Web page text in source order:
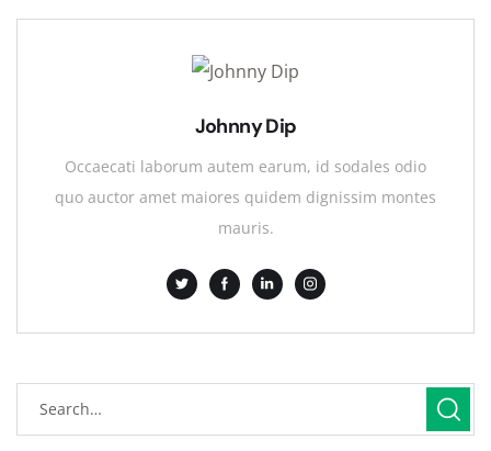
Johnny Dip
Occaecati laborum autem earum, id sodales odio
quo auctor amet maiores quidem dignissim montes
mauris.